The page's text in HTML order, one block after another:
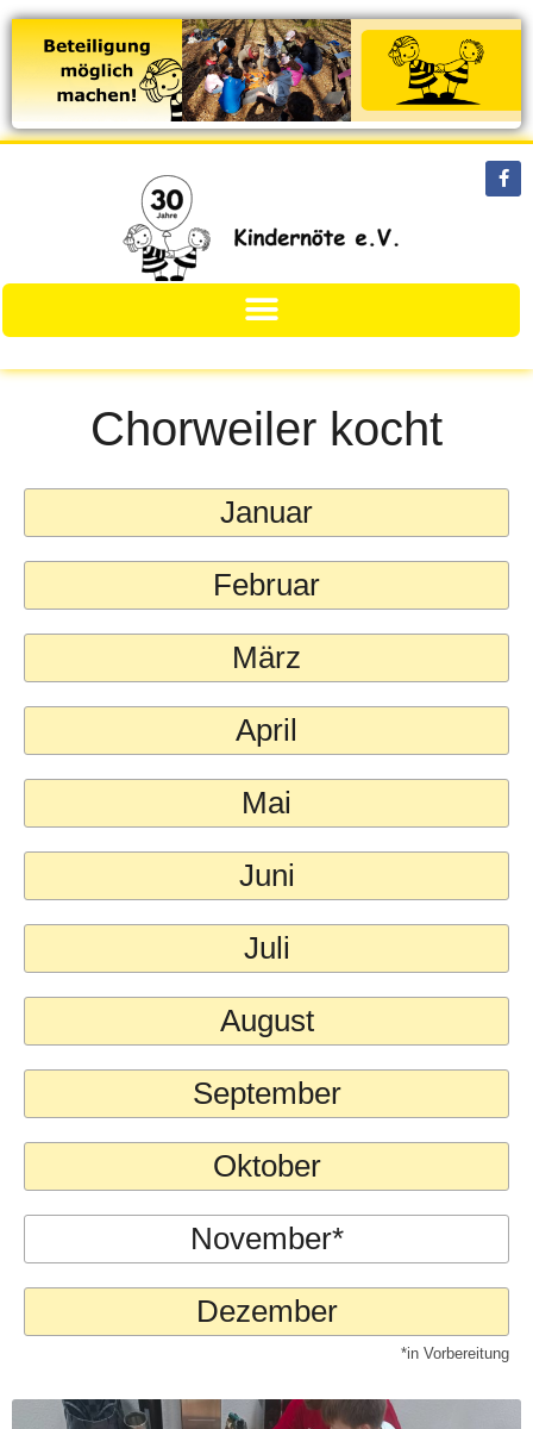
Chorweiler kocht
Januar
Februar
März
April
Mai
Juni
Juli
August
September
Oktober
November*
Dezember
*in Vorbereitung